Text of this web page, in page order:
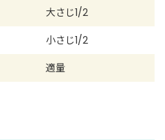
大さじ1/2
小さじ1/2
適量